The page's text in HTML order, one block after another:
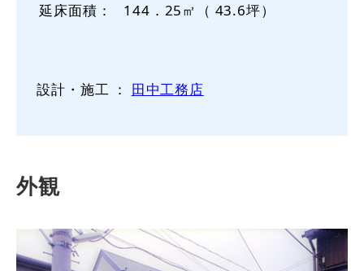
延床面積：
144．25㎡（ 43.6坪）
設計・施工 ： 田中工務店
外観